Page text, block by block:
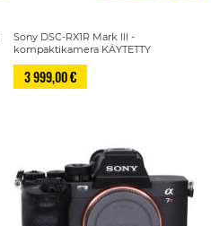
Sony DSC-RX1R Mark III -
kompaktikamera KÄYTETTY
3 999,00 €